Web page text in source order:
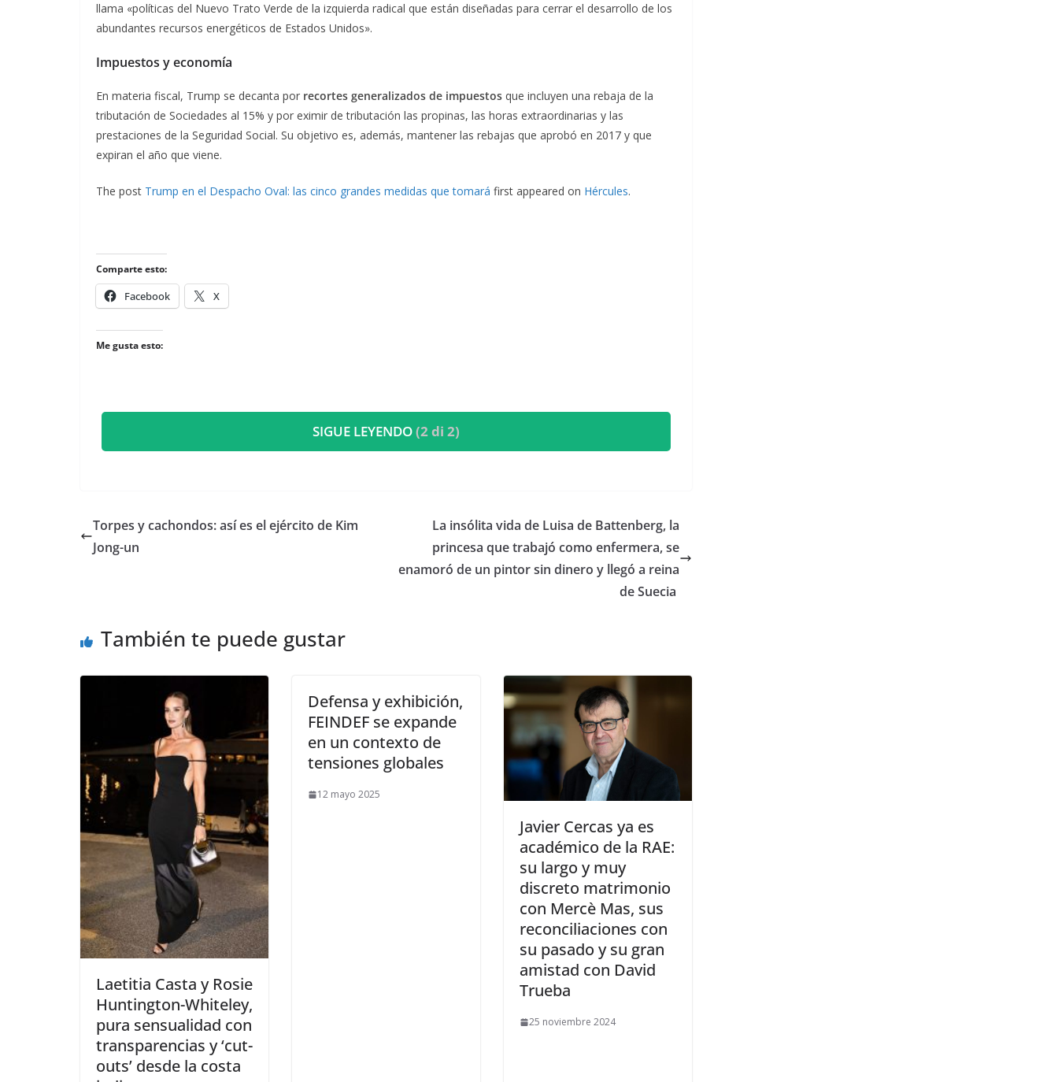
llama «políticas del Nuevo Trato Verde de la izquierda radical que están diseñadas para cerrar el desarrollo de los
abundantes recursos energéticos de Estados Unidos».
Impuestos y economía
En materia fiscal, Trump se decanta por recortes generalizados de impuestos que incluyen una rebaja de la
tributación de Sociedades al 15% y por eximir de tributación las propinas, las horas extraordinarias y las
prestaciones de la Seguridad Social. Su objetivo es, además, mantener las rebajas que aprobó en 2017 y que
expiran el año que viene.
The post Trump en el Despacho Oval: las cinco grandes medidas que tomará first appeared on Hércules.
Comparte esto:
Facebook X
Me gusta esto:
SIGUE LEYENDO(2 di 2)
Torpes y cachondos: así es el ejército de Kim
Jong-un
​La insólita vida de Luisa de Battenberg, la
princesa que trabajó como enfermera, se
enamoró de un pintor sin dinero y llegó a reina
de Suecia
También te puede gustar
​Laetitia Casta y Rosie
Huntington-Whiteley,
pura sensualidad con
transparencias y ‘cut-
outs’ desde la costa
Defensa y exhibición,
FEINDEF se expande
en un contexto de
tensiones globales
12 mayo 2025
​Javier Cercas ya es
académico de la RAE:
su largo y muy
discreto matrimonio
con Mercè Mas, sus
reconciliaciones con
su pasado y su gran
amistad con David
Trueba
25 noviembre 2024